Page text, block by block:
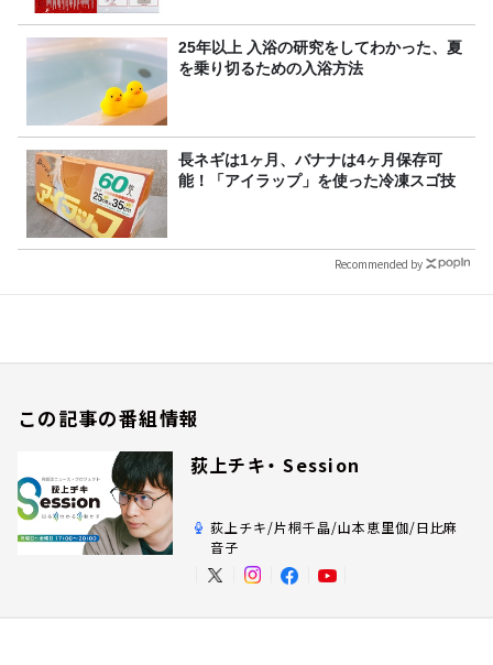
25年以上 入浴の研究をしてわかった、夏
を乗り切るための入浴方法
長ネギは1ヶ月、バナナは4ヶ月保存可
能！「アイラップ」を使った冷凍スゴ技
Recommended by
この記事の番組情報
荻上チキ・ Session
荻上チキ/片桐千晶/山本恵里伽/日比麻
音子